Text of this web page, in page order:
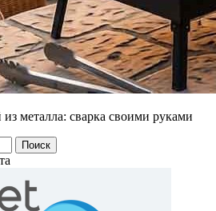
металла: сварка своими руками